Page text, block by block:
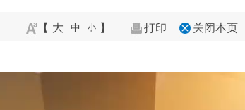
【 大 中 小 】 打印 关闭本页